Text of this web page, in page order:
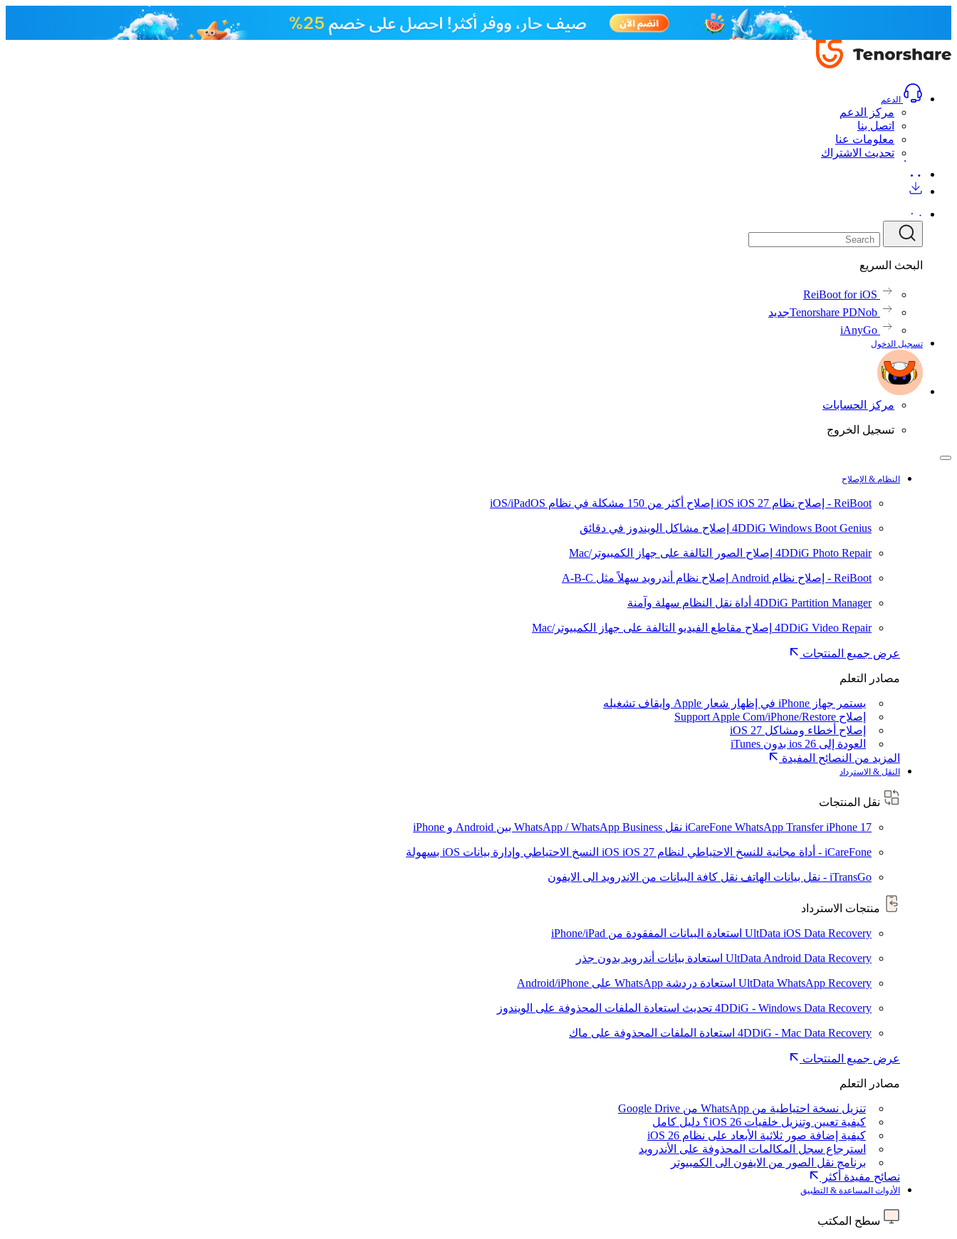
الدعم
مركز الدعم
اتصل بنا
معلومات عنا
تحديث الاشتراك
البحث السريع
ReiBoot for iOS
Tenorshare PDNobجديد
iAnyGo
تسجيل الدخول
مركز الحسابات
تسجيل الخروج
النظام & الإصلاح
ReiBoot - إصلاح نظام iOS iOS 27 إصلاح أكثر من 150 مشكلة في نظام iOS/iPadOS
4DDiG Windows Boot Genius إصلاح مشاكل الويندوز في دقائق
4DDiG Photo Repair إصلاح الصور التالفة على جهاز الكمبيوتر/Mac
ReiBoot - إصلاح نظام Android إصلاح نظام أندرويد سهلاً مثل A-B-C
4DDiG Partition Manager أداة نقل النظام سهلة وآمنة
4DDiG Video Repair إصلاح مقاطع الفيديو التالفة على جهاز الكمبيوتر/Mac
عرض جميع المنتجات
مصادر التعلم
يستمر جهاز iPhone في إظهار شعار Apple وإيقاف تشغيله
إصلاح Support Apple Com/iPhone/Restore
إصلاح أخطاء ومشاكل iOS 27
العودة إلى ios 26 بدون iTunes
المزيد من النصائح المفيدة
النقل & الاسترداد
نقل المنتجات
iCareFone WhatsApp TransferiPhone 17 نقل WhatsApp / WhatsApp Business بين Android و iPhone
iCareFone - أداة مجانية للنسخ الاحتياطي لنظام iOS iOS 27 النسخ الاحتياطي وإدارة بيانات iOS بسهولة
iTransGo - نقل بيانات الهاتف نقل كافة البيانات من الاندرويد الى الايفون
منتجات الاسترداد
UltData iOS Data Recovery استعادة البيانات المفقودة من iPhone/iPad
UltData Android Data Recovery استعادة بيانات أندرويد بدون جذر
UltData WhatsApp Recovery استعادة دردشة WhatsApp على Android/iPhone
4DDiG - Windows Data Recovery تحديث استعادة الملفات المحذوفة على الويندوز
4DDiG - Mac Data Recovery استعادة الملفات المحذوفة على ماك
عرض جميع المنتجات
مصادر التعلم
تنزيل نسخة احتياطية من WhatsApp من Google Drive
كيفية تعيين وتنزيل خلفيات iOS 26؟ دليل كامل
كيفية إضافة صور ثلاثية الأبعاد على نظام iOS 26
استرجاع سجل المكالمات المحذوفة على الأندرويد
برنامج نقل الصور من الايفون الى الكمبيوتر
نصائح مفيدة أكثر
الأدوات المساعدة & التطبيق
سطح المكتب